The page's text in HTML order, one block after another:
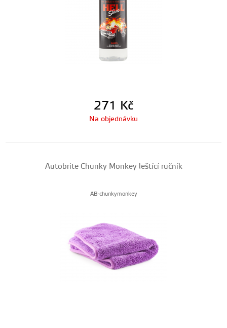
271 Kč
Na objednávku
Autobrite Chunky Monkey leštící ručník
AB-chunkymonkey